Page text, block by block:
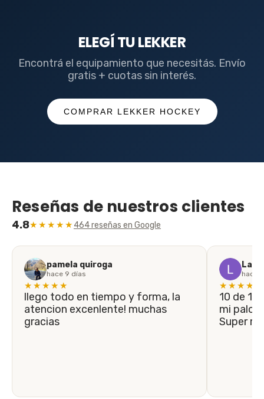
ELEGÍ TU LEKKER
Encontrá el equipamiento que necesitás. Envío
gratis + cuotas sin interés.
COMPRAR LEKKER HOCKEY
Reseñas de nuestros clientes
4.8★★★★★ 464 reseñas en Google
pamela quiroga
hace 9 días
★★★★★
llego todo en tiempo y forma, la
atencion excenlente! muchas
gracias
hace
★★★★★
10 de 10! En menos de 5 días llegó
mi palo
Super